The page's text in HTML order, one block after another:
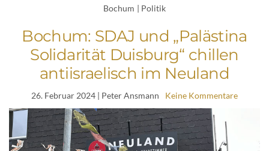
Bochum | Politik
Bochum: SDAJ und „Palästina
Solidarität Duisburg“ chillen
antiisraelisch im Neuland
26. Februar 2024 | Peter Ansmann Keine Kommentare